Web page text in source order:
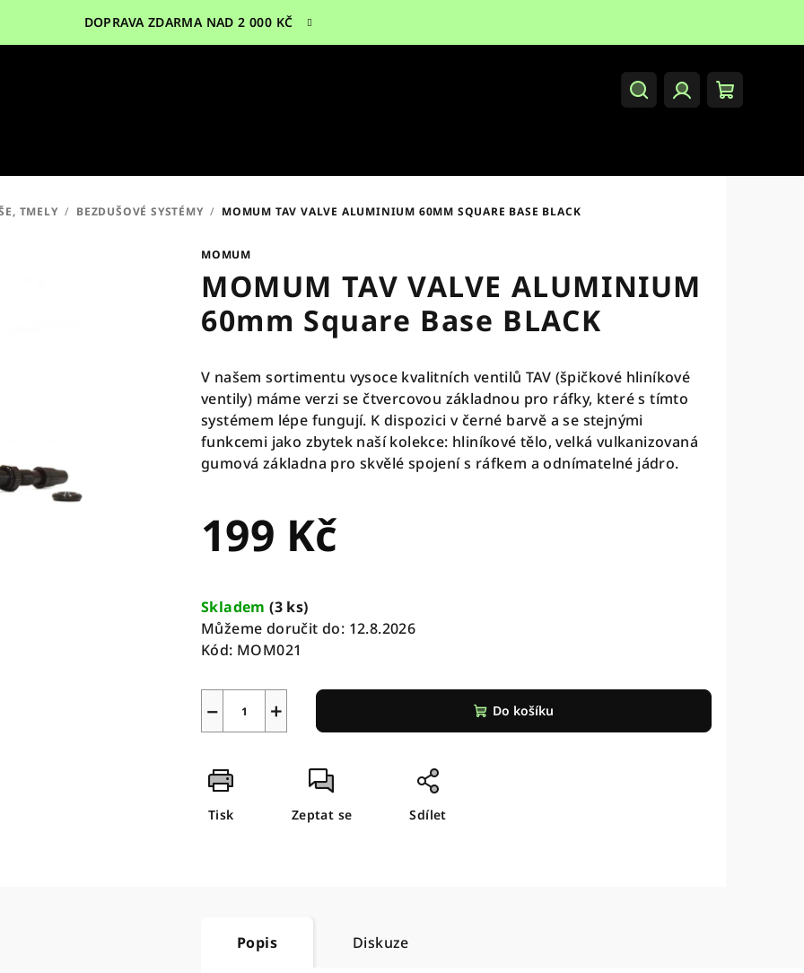
DOPRAVA ZDARMA NAD 2 000 KČ
HledatPřihlášeníNákupní
TMELY / BEZDUŠOVÉ SYSTÉMY / MOMUM TAV VALVE ALUMINIUM 60MM SQUARE BASE BLACK
MOMUM
MOMUM TAV VALVE ALUMINIUM
60mm Square Base BLACK
V našem sortimentu vysoce kvalitních ventilů TAV (špičkové hliníkové
ventily) máme verzi se čtvercovou základnou pro ráfky, které s tímto
systémem lépe fungují. K dispozici v černé barvě a se stejnými
funkcemi jako zbytek naší kolekce: hliníkové tělo, velká vulkanizovaná
gumová základna pro skvělé spojení s ráfkem a odnímatelné jádro.
199 Kč
cena:
Skladem(3 ks)
Můžeme doručit do: 12.8.2026
Kód: MOM021
+
− Do košíku
Tisk Zeptat se Sdílet
Popis Diskuze